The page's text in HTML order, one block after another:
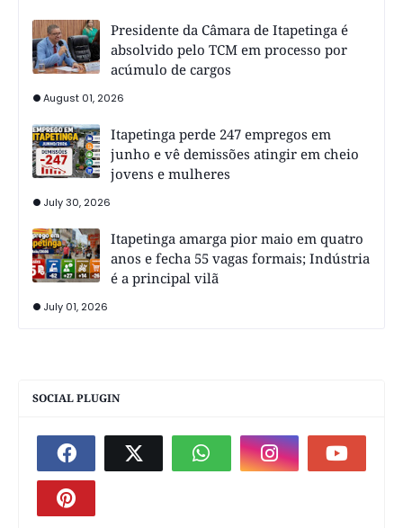
Presidente da Câmara de Itapetinga é
absolvido pelo TCM em processo por
acúmulo de cargos
August 01, 2026
Itapetinga perde 247 empregos em
junho e vê demissões atingir em cheio
jovens e mulheres
July 30, 2026
Itapetinga amarga pior maio em quatro
anos e fecha 55 vagas formais; Indústria
é a principal vilã
July 01, 2026
SOCIAL PLUGIN